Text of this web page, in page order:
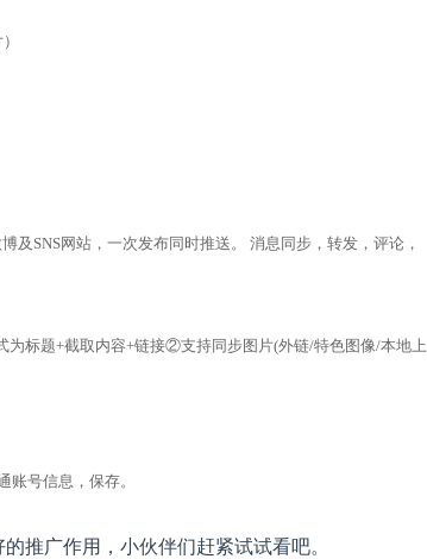
及SNS网站，一次发布同时推送。 消息同步，转发，评论，
为标题+截取内容+链接②支持同步图片(外链/特色图像/本地上
账号信息，保存。
推广作用，小伙伴们赶紧试试看吧。